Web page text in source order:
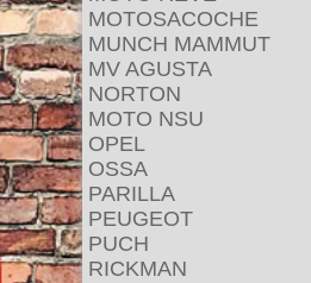
MOTOSACOCHE
MUNCH MAMMUT
MV AGUSTA
NORTON
MOTO NSU
OPEL
OSSA
PARILLA
PEUGEOT
PUCH
RICKMAN